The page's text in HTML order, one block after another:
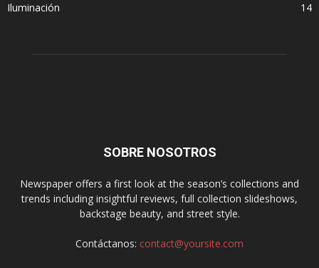
Iluminación
14
SOBRE NOSOTROS
Newspaper offers a first look at the season’s collections and
trends including insightful reviews, full collection slideshows,
backstage beauty, and street style.
Contáctanos: contact@yoursite.com